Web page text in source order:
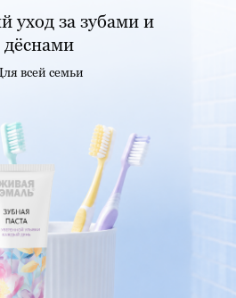
уход за зубами и
дёснами
всей семьи